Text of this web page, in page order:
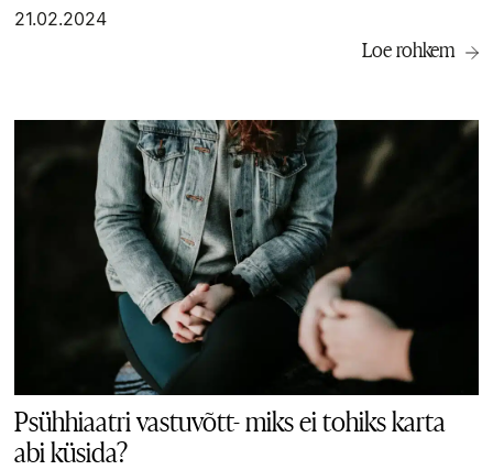
21.02.2024
Loe rohkem
Psühhiaatri vastuvõtt- miks ei tohiks karta
abi küsida?